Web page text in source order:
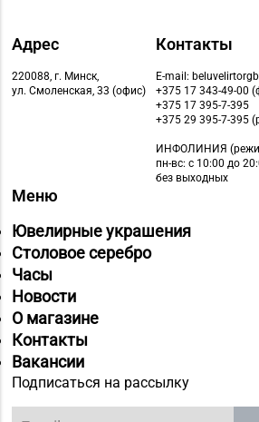
Адрес
220088, г. Минск,
ул. Смоленская, 33 (офис)
Контакты
E-mail:
+375 17 343-49-00
+375 17 395-7-395
+375 29 395-7-395
ИНФОЛИНИЯ
пн-вс: с 10:00 до
без выходных
Меню
Ювелирные украшения
Столовое серебро
Часы
Новости
О магазине
Контакты
Вакансии
Подписаться на рассылку